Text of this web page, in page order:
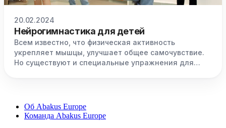
20.02.2024
Нейрогимнастика для детей
Всем известно, что физическая активность
укрепляет мышцы, улучшает общее самочувствие.
Но существуют и специальные упражнения для
речи.
Об Abakus Europe
Команда Abakus Europe